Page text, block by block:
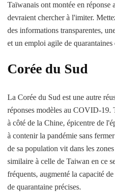
Taïwanais ont montée en
devraient chercher à l'imiter.
des informations transparentes,
et un emploi agile de
Corée du Sud
La Corée du Sud est une autre
réponses modèles au COVID-19.
à côté de la Chine, épicentre de
à contenir la pandémie sans
de sa population vit dans les
similaire à celle de Taiwan en ce
fréquents, augmenté la capacité
de quarantaine précises.